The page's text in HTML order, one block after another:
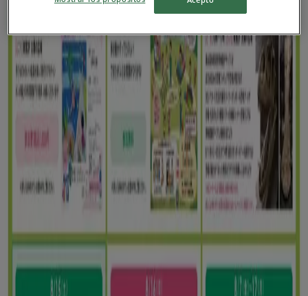
ゆめタウン
排他的な取引と掘り出し物
8/16 日まで有効 江東区